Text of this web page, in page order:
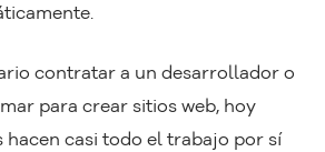
contratar a un desarrollador o
para crear sitios web, hoy
casi todo el trabajo por sí